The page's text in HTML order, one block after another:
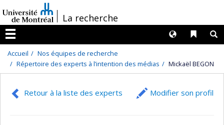
au
contenu
/La recherche
Menu
Liens
Langues
Accueil
Nos équipes de recherche
Répertoire des experts à l’intention des médias
Mickaël BEGON
Retour à la liste des experts Modifier son profil